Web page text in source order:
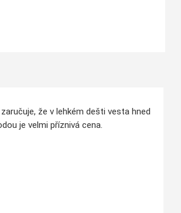
že v lehkém dešti vesta hned
je velmi příznivá cena.